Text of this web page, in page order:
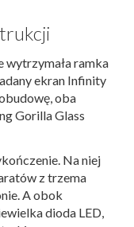
wytrzymała ramka
ekran Infinity
oba
Gorilla Glass
Na niej
z trzema
A obok
dioda LED,